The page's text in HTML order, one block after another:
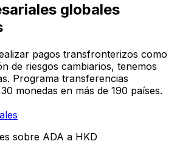
globales
pagos transfronterizos como
de riesgos cambiarios, tenemos
Programa transferencias
monedas en más de 190 países.
sobre ADA a HKD